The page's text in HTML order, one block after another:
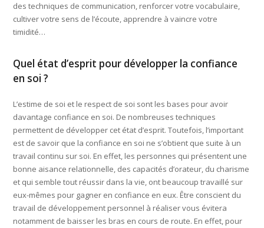
des techniques de communication, renforcer votre vocabulaire,
cultiver votre sens de l’écoute, apprendre à vaincre votre
timidité…
Quel état d’esprit pour développer la confiance
en soi ?
L’estime de soi et le respect de soi sont les bases pour avoir
davantage confiance en soi. De nombreuses techniques
permettent de développer cet état d’esprit. Toutefois, l’important
est de savoir que la confiance en soi ne s’obtient que suite à un
travail continu sur soi. En effet, les personnes qui présentent une
bonne aisance relationnelle, des capacités d’orateur, du charisme
et qui semble tout réussir dans la vie, ont beaucoup travaillé sur
eux-mêmes pour gagner en confiance en eux. Être conscient du
travail de développement personnel à réaliser vous évitera
notamment de baisser les bras en cours de route. En effet, pour